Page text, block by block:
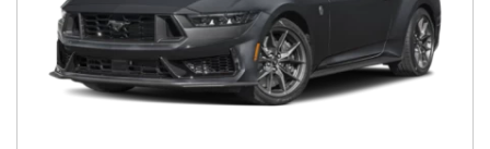
Previous